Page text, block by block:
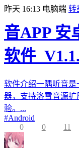
昨天 16:13 电脑端 转
音APP 安
软件
软件介绍一隅听音
器，支持洛雪音源
验。...
#Android
0
0 11